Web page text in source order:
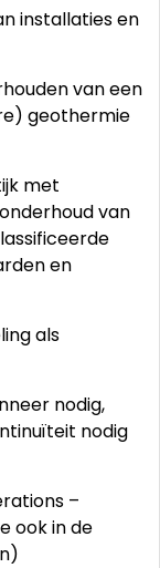
installaties en
van een
geothermie
met
van
en
als
nodig,
nodig
–
ook in de